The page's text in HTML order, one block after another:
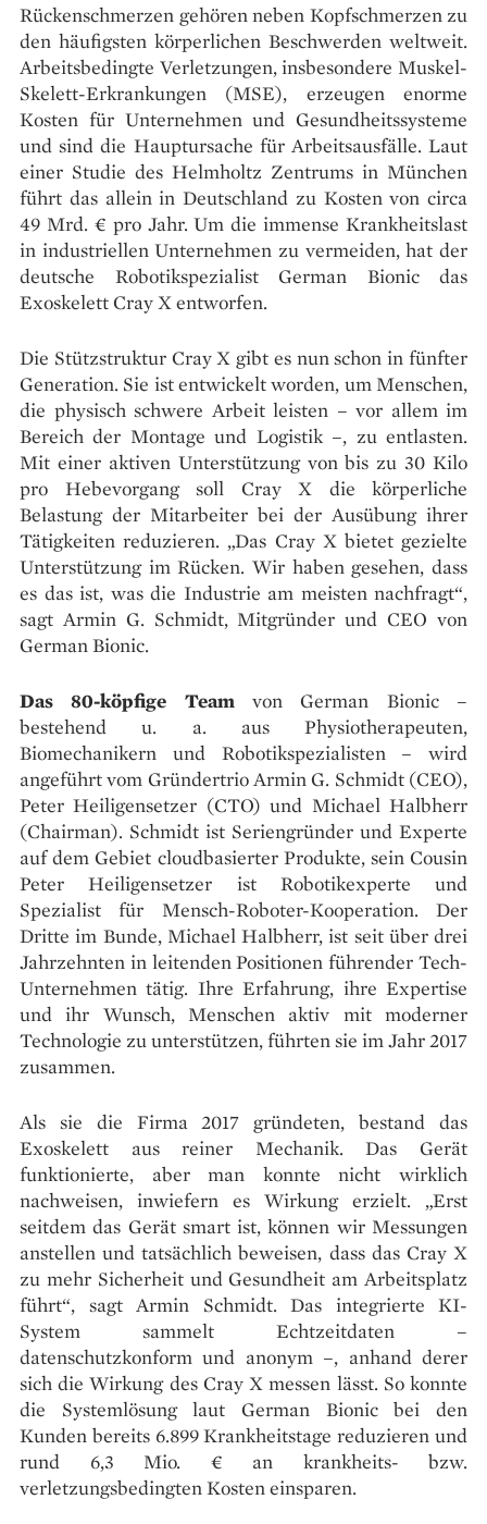
Rückenschmerzen gehören neben Kopfschmerzen zu
den häufigsten körperlichen Beschwerden weltweit.
Arbeitsbedingte Verletzungen, insbesondere Muskel-
Skelett-Erkrankungen (MSE), erzeugen enorme
Kosten für Unternehmen und Gesundheitssysteme
und sind die Hauptursache für Arbeitsausfälle. Laut
einer Studie des Helmholtz Zentrums in München
führt das allein in Deutschland zu Kosten von circa
49 Mrd. € pro Jahr. Um die immense Krankheitslast
in industriellen Unternehmen zu vermeiden, hat der
deutsche Robotikspezialist German Bionic das
Exoskelett Cray X entworfen.
Die Stützstruktur Cray X gibt es nun schon in fünfter
Generation. Sie ist entwickelt worden, um Menschen,
die physisch schwere Arbeit leisten – vor allem im
Bereich der Montage und Logistik –, zu entlasten.
Mit einer aktiven Unterstützung von bis zu 30 Kilo
pro Hebevorgang soll Cray X die körperliche
Belastung der Mitarbeiter bei der Ausübung ihrer
Tätigkeiten reduzieren. „Das Cray X bietet gezielte
Unterstützung im Rücken. Wir haben gesehen, dass
es das ist, was die Industrie am meisten nachfragt“,
sagt Armin G. Schmidt, Mitgründer und CEO von
German Bionic.
Das 80-köpfige Teamvon German Bionic –
bestehend u. a. aus Physiotherapeuten,
Biomechanikern und Robotikspezialisten – wird
angeführt vom Gründertrio Armin G. Schmidt (CEO),
Peter Heiligensetzer (CTO) und Michael Halbherr
(Chairman). Schmidt ist Seriengründer und Experte
auf dem Gebiet cloudbasierter Produkte, sein Cousin
Peter Heiligensetzer ist Robotikexperte und
Spezialist für Mensch-Roboter-Kooperation. Der
Dritte im Bunde, Michael Halbherr, ist seit über drei
Jahrzehnten in leitenden Positionen führender Tech-
Unternehmen tätig. Ihre Erfahrung, ihre Expertise
und ihr Wunsch, Menschen aktiv mit moderner
Technologie zu unterstützen, führten sie im Jahr 2017
zusammen.
Als sie die Firma 2017 gründeten, bestand das
Exoskelett aus reiner Mechanik. Das Gerät
funktionierte, aber man konnte nicht wirklich
nachweisen, inwiefern es Wirkung erzielt. „Erst
seitdem das Gerät smart ist, können wir Messungen
anstellen und tatsächlich beweisen, dass das Cray X
zu mehr Sicherheit und Gesundheit am Arbeitsplatz
führt“, sagt Armin Schmidt. Das integrierte KI-
System sammelt Echtzeitdaten –
datenschutzkonform und anonym –, anhand derer
sich die Wirkung des Cray X messen lässt. So konnte
die Systemlösung laut German Bionic bei den
Kunden bereits 6.899 Krankheitstage reduzieren und
rund 6,3 Mio. € an krankheits- bzw.
verletzungsbedingten Kosten einsparen.